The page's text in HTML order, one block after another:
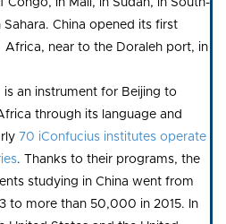
China opened its first
near to the Doraleh port, in
is an instrument for Beijing to
through its language and
70 iConfucius institutes operate
. Thanks to their programs, the
studying in China went from
to more than 50,000 in 2015. In